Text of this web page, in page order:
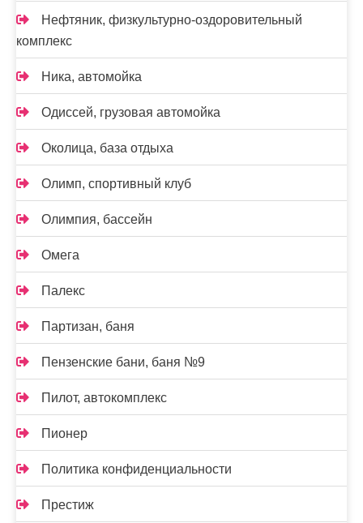
Нефтяник, физкультурно-оздоровительный
комплекс
Ника, автомойка
Одиссей, грузовая автомойка
Околица, база отдыха
Олимп, спортивный клуб
Олимпия, бассейн
Омега
Палекс
Партизан, баня
Пензенские бани, баня №9
Пилот, автокомплекс
Пионер
Политика конфиденциальности
Престиж